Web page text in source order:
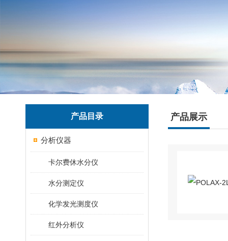
产品目录
分析仪器
卡尔费休水分仪
水分测定仪
化学发光测度仪
红外分析仪
产品展示